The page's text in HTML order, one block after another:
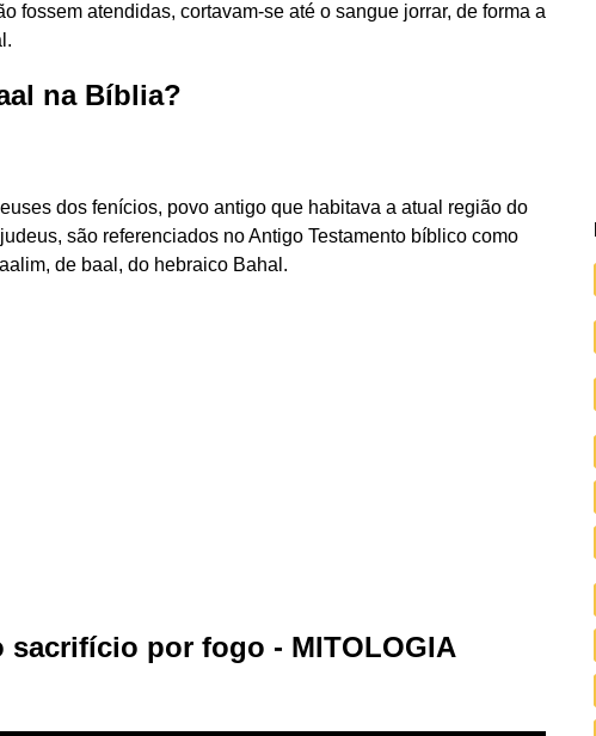
fossem atendidas, cortavam-se até o sangue jorrar, de forma a
na Bíblia?
dos fenícios, povo antigo que habitava a atual região do
são referenciados no Antigo Testamento bíblico como
de baal, do hebraico Bahal.
sacrifício por fogo - MITOLOGIA